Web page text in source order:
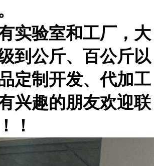
实验室和工厂，大
到公斤、百公斤以
定制开发、代加工
兴趣的朋友欢迎联
！